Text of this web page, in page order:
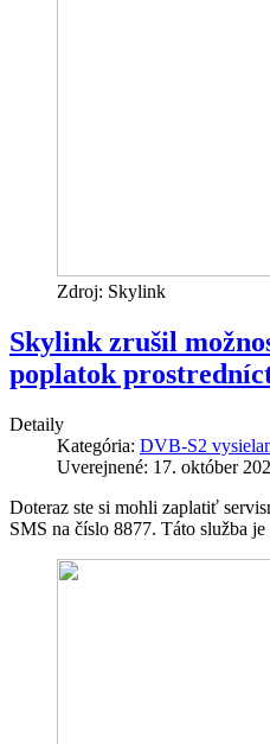
Zdroj: Skylink
Skylink zrušil
poplatok
Detaily
Kategória: DVB-S2
Uverejnené: 17. október
Doteraz ste si mohli zaplatiť
SMS na číslo 8877. Táto služba